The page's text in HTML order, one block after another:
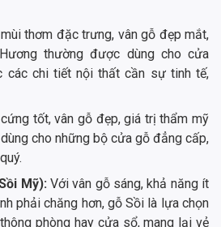
thơm đặc trưng, vân gỗ đẹp mắt,
thường được dùng cho cửa
các chi tiết nội thất cần sự tinh tế,
tốt, vân gỗ đẹp, giá trị thẩm mỹ
cho những bộ cửa gỗ đẳng cấp,
Mỹ): Với vân gỗ sáng, khả năng ít
phải chăng hơn, gỗ Sồi là lựa chọn
phòng hay cửa sổ, mang lại vẻ